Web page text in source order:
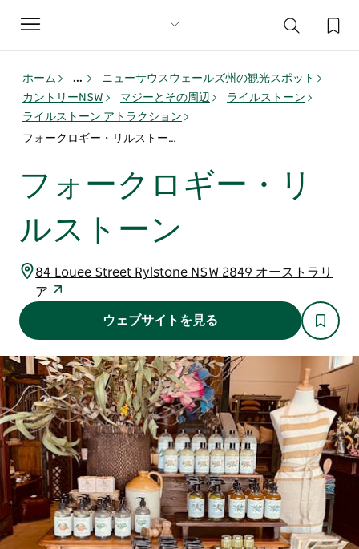
Toggle
navigation
ホーム ...
ニューサウスウェールズ州の観光スポット
カントリーNSW
マジーとその周辺
ライルストーン
ライルストーン アトラクション
フォークロギー・リルストーン
フォークロギー・リ
ルストーン
84 Louee Street Rylstone NSW 2849 オーストラリ
ア
ウェブサイトを見る